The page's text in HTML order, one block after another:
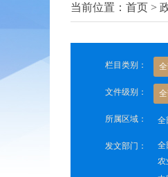
当前位置：首页 >
栏目类别：
文件级别：
所属区域： 全
发文部门： 全
农